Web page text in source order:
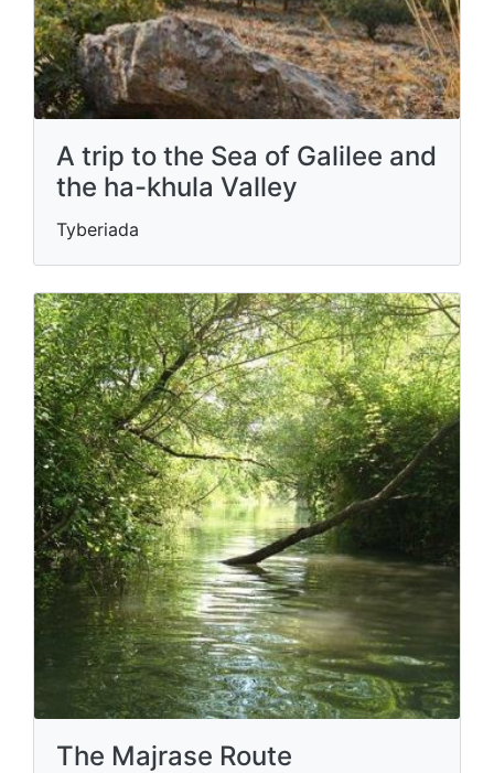
A trip to the Sea of ​​Galilee and
the ha-khula Valley
Tyberiada
The Majrase Route